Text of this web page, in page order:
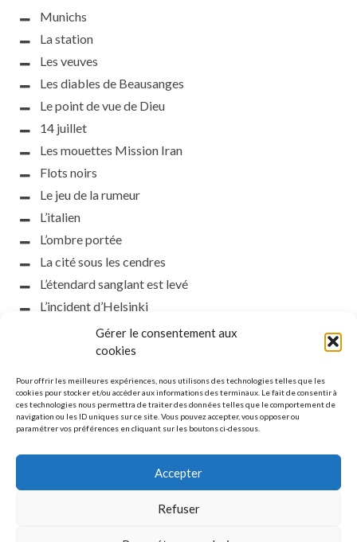
Gérer le consentement aux
cookies
Pour offrir les meilleures expériences, nous utilisons des technologies telles que les
cookies pour stocker et/ou accéder aux informations des terminaux. Le fait de consentir à
ces technologies nous permettra de traiter des données telles que le comportement de
navigation ou les ID uniques sur ce site. Vous pouvez accepter, vous opposer ou
paramétrer vos préférences en cliquant sur les boutons ci-dessous.
Accepter
Refuser
Munichs
La station
Les veuves
Les diables de Beausanges
Le point de vue de Dieu
14 juillet
Les mouettes Mission Iran
Flots noirs
Le jeu de la rumeur
L’italien
L’ombre portée
La cité sous les cendres
L’étendard sanglant est levé
L’incident d’Helsinki
la petite fasciste
Toutes les nuances de la nuit
Que s’obscurcissent le soleil et la lumière
Le silence